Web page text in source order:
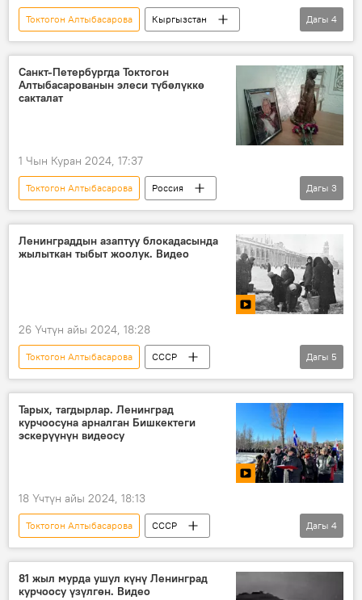
Токтогон Алтыбасарова
Кыргызстан
Мотожүрүш
Улуу Жеңиш
Улуу Ата Мекендик согуш
Санкт-Петербург
Дагы 4
Санкт-Петербургда Токтогон
Алтыбасарованын элеси түбөлүккө
сакталат
1 Чын Куран 2024, 17:37
Токтогон Алтыбасарова
Россия
Санкт-Петербург
Кыргызстан
Ленинград
Дагы 3
Ленинграддын азаптуу блокадасында
жылыткан тыбыт жоолук. Видео
26 Үчтүн айы 2024, 18:28
Токтогон Алтыбасарова
СССР
Улуу Ата Мекендик согуш
Ленинград блокадасында
Анна Кутанова
Кыргызстан
Видео
Дагы 5
Тарых, тагдырлар. Ленинград
курчоосуна арналган Бишкектеги
эскерүүнүн видеосу
18 Үчтүн айы 2024, 18:13
Токтогон Алтыбасарова
СССР
Улуу Ата Мекендик согуш
Ленинград
"Ладога" көлү
курчоо
Дагы 4
81 жыл мурда ушул күнү Ленинград
курчоосу үзүлгөн. Видео